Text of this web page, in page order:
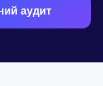
аудит